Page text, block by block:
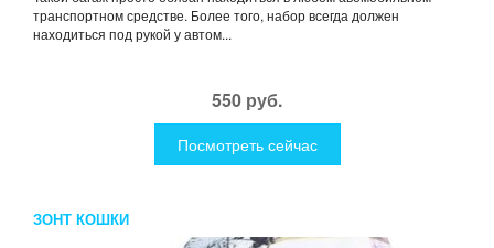
транспортном средстве. Более того, набор всегда должен
находиться под рукой у автом...
550 руб.
Посмотреть сейчас
ЗОНТ КОШКИ